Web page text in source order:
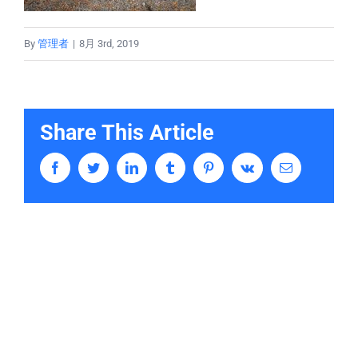
By 管理者 | 8月 3rd, 2019
Share This Article
FacebookTwitterLinkedIn Tumblr PinterestVk Email